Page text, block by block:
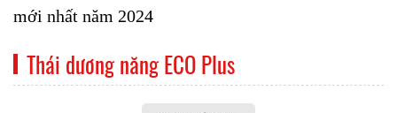
mới nhất năm 2024
Thái dương năng ECO Plus